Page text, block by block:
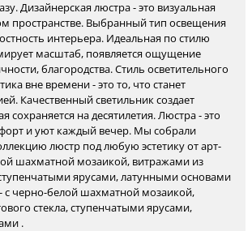
Дизайнерская люстра - это визуальная
пространстве. Выбранный тип освещения
интерьера. Идеальная по стилю
масштаб, появляется ощущение
благородства. Стиль осветительного
вне времени - это то, что станет
Качественный светильник создает
сохраняется на десятилетия. Люстра - это
и уют каждый вечер. Мы собрали
люстр под любую эстетику от арт-
шахматной мозаикой, витражами из
ярусами, латунными основами
- с черно-белой шахматной мозаикой,
стекла, ступенчатыми ярусами,
.